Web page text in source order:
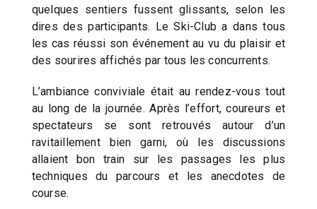
quelques sentiers fussent glissants, selon les
dires des participants. Le Ski-Club a dans tous
les cas réussi son événement au vu du plaisir et
des sourires affichés par tous les concurrents.
L’ambiance conviviale était au rendez-vous tout
au long de la journée. Après l’effort, coureurs et
spectateurs se sont retrouvés autour d’un
ravitaillement bien garni, où les discussions
allaient bon train sur les passages les plus
techniques du parcours et les anecdotes de
course.